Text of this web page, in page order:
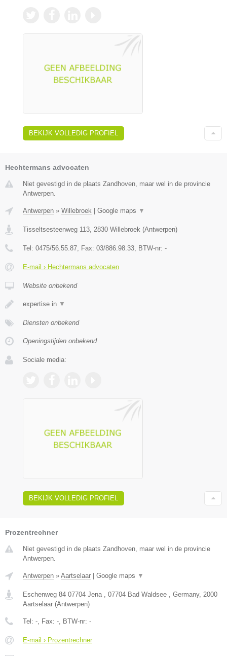
BEKIJK VOLLEDIG PROFIEL
Hechtermans advocaten
Niet gevestigd in de plaats Zandhoven, maar wel in de provincie
Antwerpen.
Antwerpen » Willebroek Google maps ▼
Tisseltsesteenweg 113 2830 Willebroek (Antwerpen)
Tel: 0475/56.55.87 , Fax: 03/886.98.33 , BTW-nr: -
E-mail › Hechtermans advocaten
Website onbekend
expertise in ▼
Diensten onbekend
Openingstijden onbekend
Sociale media:
BEKIJK VOLLEDIG PROFIEL
Prozentrechner
Niet gevestigd in de plaats Zandhoven, maar wel in de provincie
Antwerpen.
Antwerpen » Aartselaar | Google maps ▼
Eschenweg 84 07704 Jena , 07704 Bad Waldsee , Germany, 2000
Aartselaar (Antwerpen)
Tel: - , Fax: - , BTW-nr: -
E-mail › Prozentrechner